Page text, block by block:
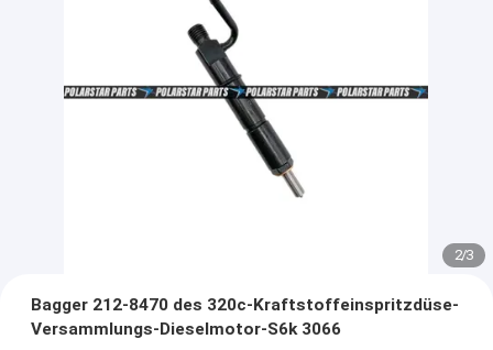
2/3
Bagger 212-8470 des 320c-Kraftstoffeinspritzdüse-
Versammlungs-Dieselmotor-S6k 3066